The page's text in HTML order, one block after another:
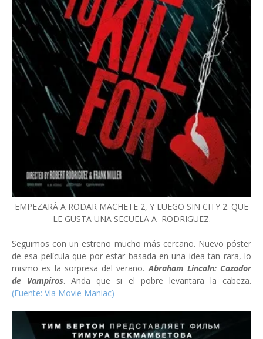
EMPEZARÁ A RODAR MACHETE 2, Y LUEGO SIN CITY 2. QUE
LE GUSTA UNA SECUELA A RODRIGUEZ.
Seguimos con un estreno mucho más cercano. Nuevo póster
de esa película que por estar basada en una idea tan rara, lo
mismo es la sorpresa del verano.Abraham Lincoln: Cazador
de Vampiros. Anda que si el pobre levantara la cabeza.
(Fuente: Via Movie Maniac)